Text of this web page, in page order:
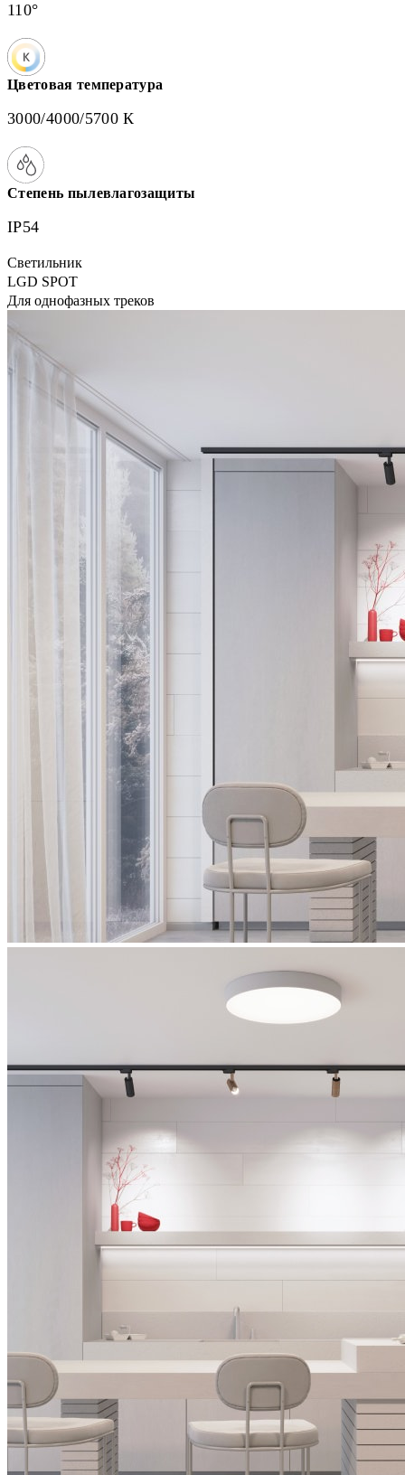
110°
Цветовая температура
3000/4000/5700 К
Степень пылевлагозащиты
IP54
Светильник
LGD SPOT
Для однофазных треков